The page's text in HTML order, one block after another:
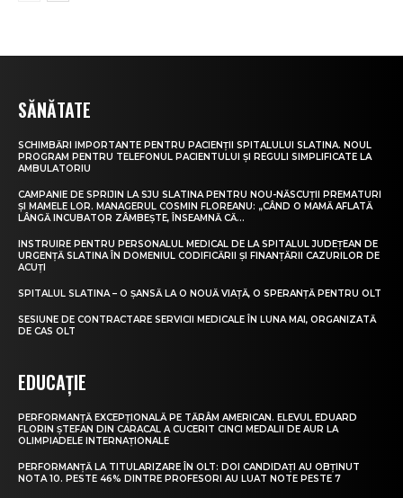
SĂNĂTATE
SCHIMBĂRI IMPORTANTE PENTRU PACIENȚII SPITALULUI SLATINA. NOUL
PROGRAM PENTRU TELEFONUL PACIENTULUI ȘI REGULI SIMPLIFICATE LA
AMBULATORIU
CAMPANIE DE SPRIJIN LA SJU SLATINA PENTRU NOU-NĂSCUȚII PREMATURI
ȘI MAMELE LOR. MANAGERUL COSMIN FLOREANU: „CÂND O MAMĂ AFLATĂ
LÂNGĂ INCUBATOR ZÂMBEȘTE, ÎNSEAMNĂ CĂ...
INSTRUIRE PENTRU PERSONALUL MEDICAL DE LA SPITALUL JUDEȚEAN DE
URGENȚĂ SLATINA ÎN DOMENIUL CODIFICĂRII ȘI FINANȚĂRII CAZURILOR DE
ACUȚI
SPITALUL SLATINA – O ȘANSĂ LA O NOUĂ VIAȚĂ, O SPERANȚĂ PENTRU OLT
SESIUNE DE CONTRACTARE SERVICII MEDICALE ÎN LUNA MAI, ORGANIZATĂ
DE CAS OLT
EDUCAȚIE
PERFORMANȚĂ EXCEPȚIONALĂ PE TĂRÂM AMERICAN. ELEVUL EDUARD
FLORIN ȘTEFAN DIN CARACAL A CUCERIT CINCI MEDALII DE AUR LA
OLIMPIADELE INTERNAȚIONALE
PERFORMANȚĂ LA TITULARIZARE ÎN OLT: DOI CANDIDAȚI AU OBȚINUT
NOTA 10. PESTE 46% DINTRE PROFESORI AU LUAT NOTE PESTE 7